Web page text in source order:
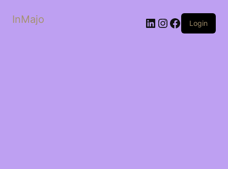
InMajo LinkedIn
Instagram
Facebook
Login